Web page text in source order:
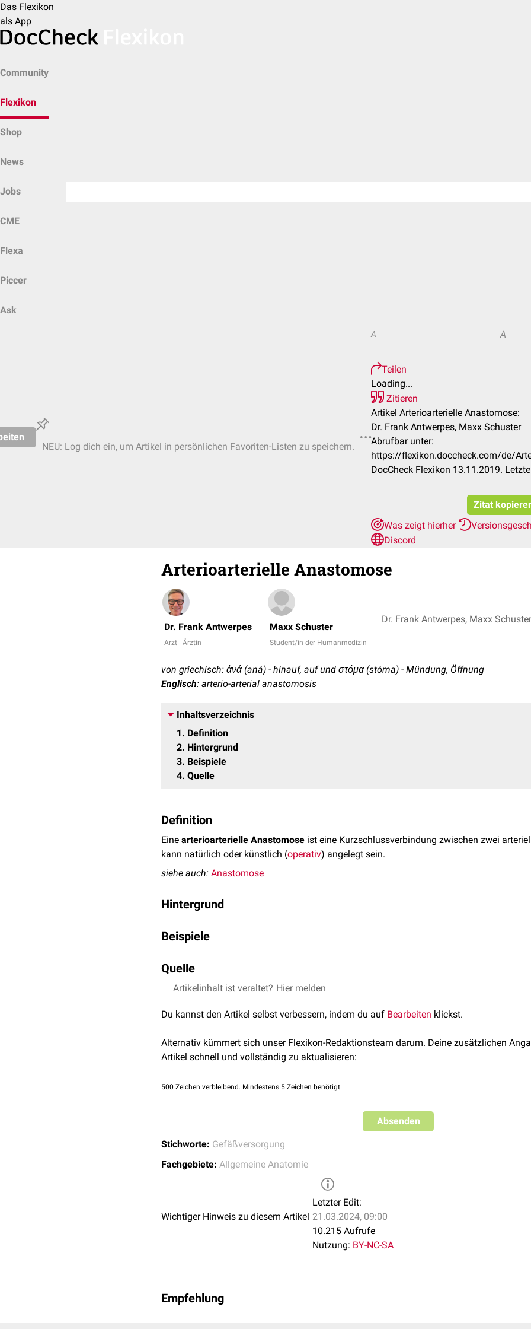
Das Flexikon
als App
Community
Flexikon
Shop
News
Jobs
CME
Flexa
Piccer
Ask
NEU: Log dich ein, um Artikel in persönlichen Favoriten-Listen zu speichern.
A A
Teilen
Loading...
Zitieren
Artikel Arterioarterielle Anastomose:
Dr. Frank Antwerpes, Maxx Schuster
Abrufbar unter:
https://flexikon.doccheck.com/de/
DocCheck Flexikon 13.11.2019.
Zitat
Was zeigt hierher
Discord
Arterioarterielle Anastomose
Dr. Frank Antwerpes
Arzt | Ärztin
Maxx Schuster
Student/in der Humanmedizin
Dr. Frank Antwerpes, Maxx Schuster
von griechisch: ἀνά (aná) - hinauf, auf und στόμα (stóma) - Mündung, Öffnung
Englisch: arterio-arterial anastomosis
Inhaltsverzeichnis
1
Definition
2 Hintergrund
3 Beispiele
4 Quelle
Definition
Eine arterioarterielle Anastomose ist eine Kurzschlussverbindung zwischen zwei
kann natürlich oder künstlich (operativ) angelegt sein.
siehe auch: Anastomose
Hintergrund
sorgen sie z.B. in Bereichen, in denen die Durchblutung durch Bewegungen
Anastomosen, z.B. das
Beispiele
Blalock-Taussig-Anastomose
Bühler-Anastomose
Williams-Klop-Anastomose
Quelle
Aumüller et al., Duale Reihe Anatomie, Georg Thieme Verlag Stuttgart, 4. Auflage
Artikelinhalt ist veraltet? Hier melden
Du kannst den Artikel selbst verbessern, indem du auf Bearbeiten klickst.
Alternativ kümmert sich unser Flexikon-Redaktionsteam darum. Deine zusätzlichen
Artikel schnell und vollständig zu aktualisieren:
500 Zeichen verbleibend. Mindestens 5 Zeichen benötigt.
Absenden
Stichworte: Gefäßversorgung
Fachgebiete: Allgemeine Anatomie
Wichtiger Hinweis zu diesem Artikel
Letzter Edit:
21.03.2024, 09:00
10.215 Aufrufe
Nutzung: BY-NC-SA
Empfehlung